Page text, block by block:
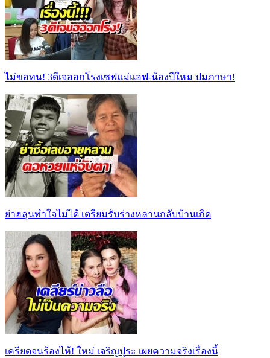
ไม่ขอทน! 3ดีเจออกโรงเซฟแม่แอฟ-น้องปีใหม ปมภาษา!
ย่าฮลุนทำใจไม่ได้ เตรียมรับร่างหลานกลับบ้านเกิด
เครียดจนร้องไห้! ใหม่ เจริญปุระ เผยความจริงเรื่องนี้